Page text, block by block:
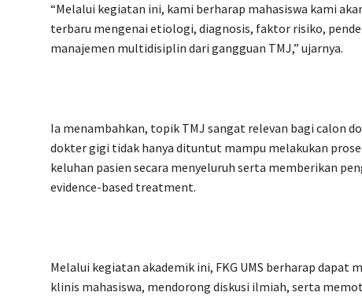
“Melalui kegiatan ini, kami berharap mahasiswa kami
terbaru mengenai etiologi, diagnosis, faktor risiko,
manajemen multidisiplin dari gangguan TMJ,” ujarnya.
Ia menambahkan, topik TMJ sangat relevan bagi calon
dokter gigi tidak hanya dituntut mampu melakukan
keluhan pasien secara menyeluruh serta memberikan
evidence-based treatment.
Melalui kegiatan akademik ini, FKG UMS berharap dapat
klinis mahasiswa, mendorong diskusi ilmiah, serta